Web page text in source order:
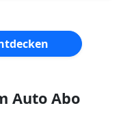
Auto Abo